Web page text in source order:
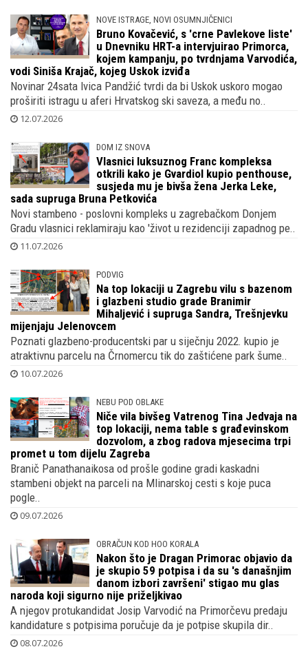
NOVE ISTRAGE, NOVI OSUMNJIČENICI
Bruno Kovačević, s 'crne Pavlekove liste'
u Dnevniku HRT-a intervjuirao Primorca,
kojem kampanju, po tvrdnjama Varvodića,
vodi Siniša Krajač, kojeg Uskok izviđa
Novinar 24sata Ivica Pandžić tvrdi da bi Uskok uskoro mogao
proširiti istragu u aferi Hrvatskog ski saveza, a među no..
12.07.2026
DOM IZ SNOVA
Vlasnici luksuznog Franc kompleksa
otkrili kako je Gvardiol kupio penthouse,
susjeda mu je bivša žena Jerka Leke,
sada supruga Bruna Petkovića
Novi stambeno - poslovni kompleks u zagrebačkom Donjem
Gradu vlasnici reklamiraju kao 'život u rezidenciji zapadnog pe..
11.07.2026
PODVIG
Na top lokaciji u Zagrebu vilu s bazenom
i glazbeni studio grade Branimir
Mihaljević i supruga Sandra, Trešnjevku
mijenjaju Jelenovcem
Poznati glazbeno-producentski par u siječnju 2022. kupio je
atraktivnu parcelu na Črnomercu tik do zaštićene park šume..
10.07.2026
NEBU POD OBLAKE
Niče vila bivšeg Vatrenog Tina Jedvaja na
top lokaciji, nema table s građevinskom
dozvolom, a zbog radova mjesecima trpi
promet u tom dijelu Zagreba
Branič Panathanaikosa od prošle godine gradi kaskadni
stambeni objekt na parceli na Mlinarskoj cesti s koje puca
pogle..
09.07.2026
OBRAČUN KOD HOO KORALA
Nakon što je Dragan Primorac objavio da
je skupio 59 potpisa i da su 's današnjim
danom izbori završeni' stigao mu glas
naroda koji sigurno nije priželjkivao
A njegov protukandidat Josip Varvodić na Primorčevu predaju
kandidature s potpisima poručuje da je potpise skupila dir..
08.07.2026